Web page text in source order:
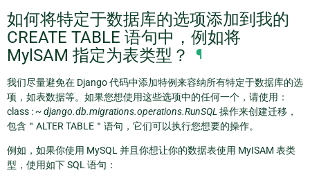
如何将特定于数据库的选项添加到我的
CREATE TABLE 语句中，例如将
MylSAM 指定为表类型？
¶
我们尽量避免在 Django 代码中添加特例来容纳所有特定于数据库的选
项，如表数据等。如果您想使用这些选项中的任何一个，请使用：
class :~ django.db.migrations.operations.RunSQL操作来创建迁移，
包含＂ALTER TABLE＂语句，它们可以执行您想要的操作。
例如，如果你使用 MySQL 并且你想让你的数据表使用 MyISAM 表类
型，使用如下 SQL 语句：